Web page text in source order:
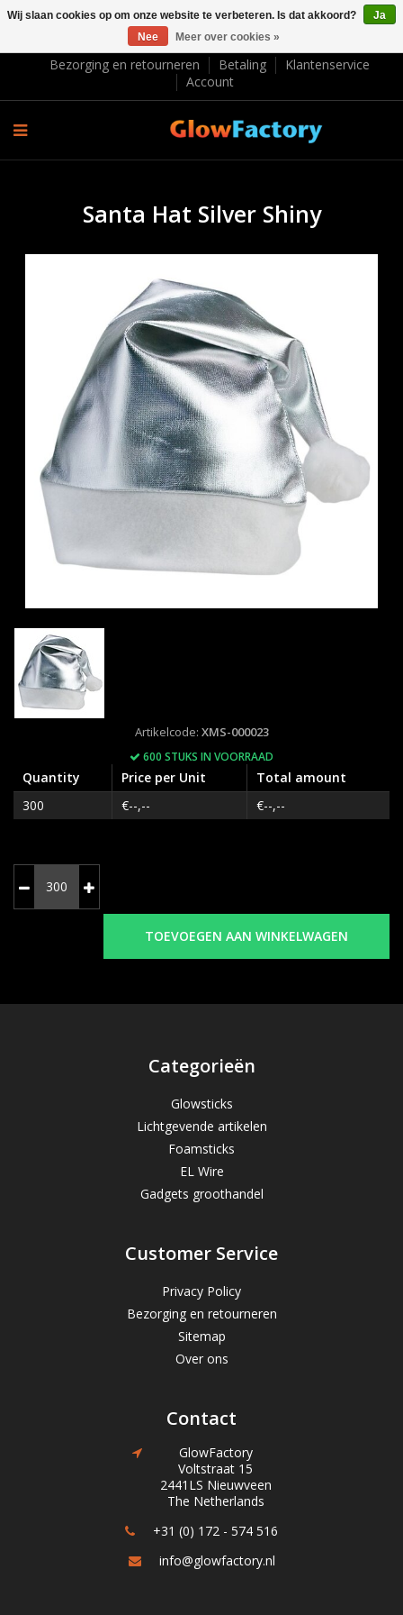
EUR €
Bezorging en retourneren
Betaling
Klantenservice
Account
Santa Hat Silver Shiny
Artikelcode: XMS-000023
600 STUKS IN VOORRAAD
Quantity Price per Unit
Total amount
300
€--,-- €--,--
TOEVOEGEN AAN WINKELWAGEN
Categorieën
Glowsticks
Lichtgevende artikelen
Foamsticks
EL Wire
Gadgets groothandel
Customer Service
Privacy Policy
Bezorging en retourneren
Sitemap
Over ons
Contact
GlowFactory
Voltstraat 15
2441LS Nieuwveen
The Netherlands
+31 (0) 172 - 574 516
info@glowfactory.nl
Wij slaan cookies op om onze website te verbeteren. Is dat akkoord?
Ja
Nee
Meer over cookies »